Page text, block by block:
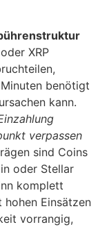
XRP
benötigt
kann.
verpassen
sind Coins
oder Stellar
komplett
Einsätzen
vorrangig,